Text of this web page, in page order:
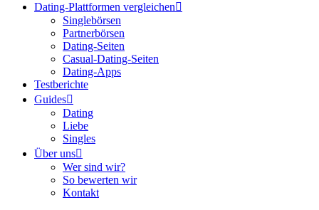
Dating-Plattformen vergleichen
Singlebörsen
Partnerbörsen
Dating-Seiten
Casual-Dating-Seiten
Dating-Apps
Testberichte
Guides
Dating
Liebe
Singles
Über uns
Wer sind wir?
So bewerten wir
Kontakt